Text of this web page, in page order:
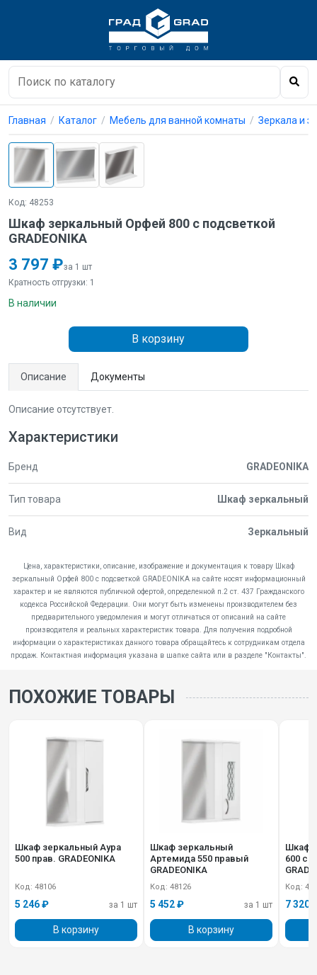
Главная Каталог Мебель для ванной комнаты Зеркала и
Код: 48253
Шкаф зеркальный Орфей 800 с подсветкой
GRADEONIKA
3 797 ₽за 1 шт
Кратность отгрузки: 1
В наличии
В корзину
Описание Документы
Описание отсутствует.
Характеристики
Бренд GRADEONIKA
Тип товара Шкаф зеркальный
Вид Зеркальный
Цена, характеристики, описание, изображение и документация к товару Шкаф
зеркальный Орфей 800 с подсветкой GRADEONIKA на сайте носят информационный
характер и не являются публичной офертой, определенной п.2 ст. 437 Гражданского
кодекса Российской Федерации. Они могут быть изменены производителем без
предварительного уведомления и могут отличаться от описаний на сайте
производителя и реальных характеристик товара. Для получения подробной
информации о характеристиках данного товара обращайтесь к сотрудникам отдела
продаж. Контактная информация указана в шапке сайта или в разделе "Контакты".
ПОХОЖИЕ ТОВАРЫ
Шкаф зеркальный Аура
500 прав. GRADEONIKA
Код: 48106
5 246 ₽ за 1 шт
В корзину
Шкаф зеркальный
Артемида 550 правый
GRADEONIKA
Код: 48126
5 452 ₽ за 1 шт
В корзину
Шкаф
600 с
Код:
7 320